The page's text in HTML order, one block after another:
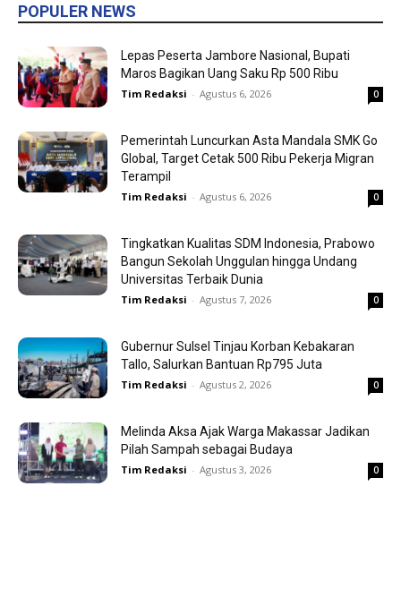
POPULER NEWS
Lepas Peserta Jambore Nasional, Bupati
Maros Bagikan Uang Saku Rp 500 Ribu
Tim Redaksi - Agustus 6, 2026 0
Pemerintah Luncurkan Asta Mandala SMK Go
Global, Target Cetak 500 Ribu Pekerja Migran
Terampil
Tim Redaksi - Agustus 6, 2026 0
Tingkatkan Kualitas SDM Indonesia, Prabowo
Bangun Sekolah Unggulan hingga Undang
Universitas Terbaik Dunia
Tim Redaksi - Agustus 7, 2026 0
Gubernur Sulsel Tinjau Korban Kebakaran
Tallo, Salurkan Bantuan Rp795 Juta
Tim Redaksi - Agustus 2, 2026 0
Melinda Aksa Ajak Warga Makassar Jadikan
Pilah Sampah sebagai Budaya
Tim Redaksi - Agustus 3, 2026 0